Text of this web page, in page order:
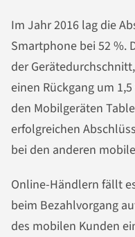
Im Jahr 2016 lag die
Smartphone bei 52 %.
der
einen Rückgang um
den Mobilgeräten
erfolgreichen
bei den anderen
Online-Händlern fällt
beim Bezahlvorgang
des mobilen Kunden